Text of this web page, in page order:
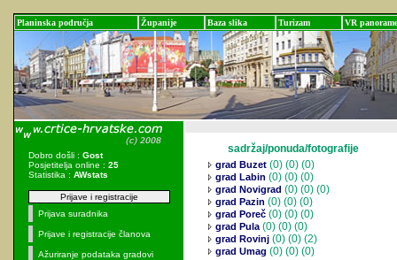
Planinska područja Županije Baza slika Turizam VR panorame
Dobro došli : Gost
Posjetitelja online : 25
Statistika : AWstats
Prijave i registracije
Prijava suradnika
Prijave i registracije članova
Ažuriranje podataka gradovi
sadržaj/ponuda/fotografije
grad Buzet (0) (0) (0)
grad Labin (0) (0) (0)
grad Novigrad (0) (0) (0)
grad Pazin (0) (0) (0)
grad Poreč (0) (0) (0)
grad Pula(0) (0) (0)
grad Rovinj (0) (0) (2)
grad Umag (0) (0) (0)